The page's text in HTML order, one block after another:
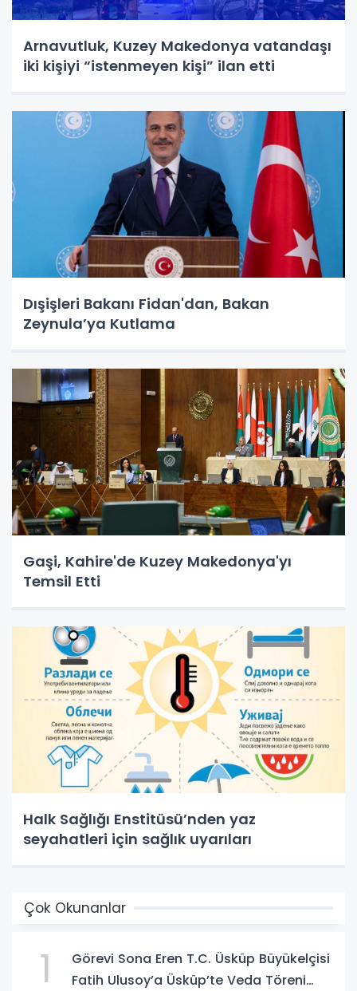
Arnavutluk, Kuzey Makedonya vatandaşı
iki kişiyi “istenmeyen kişi” ilan etti
Dışişleri Bakanı Fidan'dan, Bakan
Zeynula’ya Kutlama
Gaşi, Kahire'de Kuzey Makedonya'yı
Temsil Etti
Halk Sağlığı Enstitüsü’nden yaz
seyahatleri için sağlık uyarıları
Çok Okunanlar
1
Görevi Sona Eren T.C. Üsküp Büyükelçisi
Fatih Ulusoy’a Üsküp’te Veda Töreni